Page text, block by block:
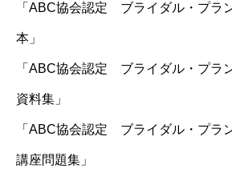
「ABC協会認定 ブライダル・プラ
本」
「ABC協会認定 ブライダル・プラ
資料集」
「ABC協会認定 ブライダル・プラ
講座問題集」